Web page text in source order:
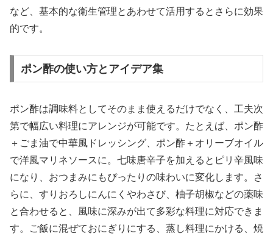
など、基本的な衛生管理とあわせて活用するとさらに効果
的です。
ポン酢の使い方とアイデア集
ポン酢は調味料としてそのまま使えるだけでなく、工夫次
第で幅広い料理にアレンジが可能です。たとえば、ポン酢
＋ごま油で中華風ドレッシング、ポン酢＋オリーブオイル
で洋風マリネソースに。七味唐辛子を加えるとピリ辛風味
になり、おつまみにもぴったりの味わいに変化します。さ
らに、すりおろしにんにくやわさび、柚子胡椒などの薬味
と合わせると、風味に深みが出て多彩な料理に対応できま
す。ご飯に混ぜておにぎりにする、蒸し料理にかける、焼